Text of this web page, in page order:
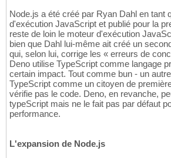
Node.js a été créé par Ryan Dahl en tant
d'exécution JavaScript et publié pour la
reste de loin le moteur d'exécution
bien que Dahl lui-même ait créé un
qui, selon lui, corrige les « erreurs de
Deno utilise TypeScript comme langage
certain impact. Tout comme bun - un
TypeScript comme un citoyen de
vérifie pas le code. Deno, en revanche,
typeScript mais ne le fait pas par défaut
performance.
L'expansion de Node.js